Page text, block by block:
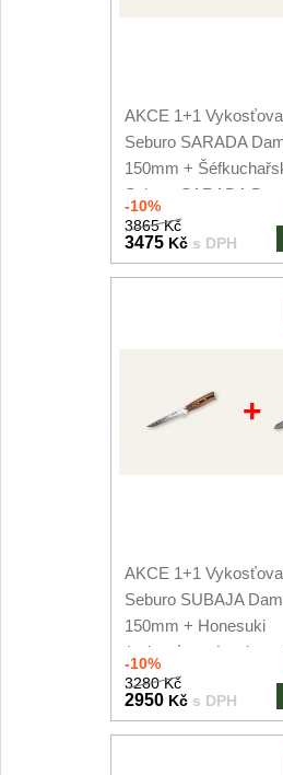
AKCE 1+1
Seburo SARADA
150mm +
Seburo SARADA
-10%
3865 Kč
3475 Kč s DPH
+
AKCE 1+1
Seburo SUBAJA
150mm + Honesuki
(vykosťovací,
-10%
3280 Kč
2950 Kč s DPH